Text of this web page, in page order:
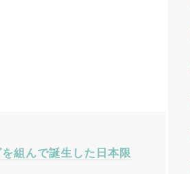
組んで誕生した日本限